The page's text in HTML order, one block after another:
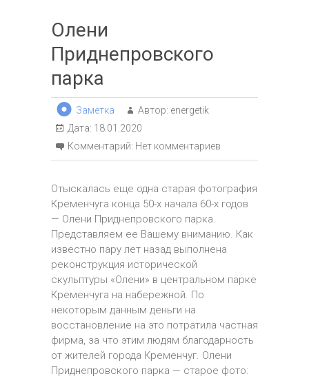
Олени
Приднепровского
парка
Заметка Автор: energetik
Дата: 18.01.2020
Комментарий: Нет комментариев
Отыскалась еще одна старая фотография
Кременчуга конца 50-х начала 60-х годов
— Олени Приднепровского парка.
Представляем ее Вашему вниманию. Как
известно пару лет назад выполнена
реконструкция исторической
скульптуры «Олени» в центральном парке
Кременчуга на набережной. По
некоторым данным деньги на
восстановление на это потратила частная
фирма, за что этим людям благодарность
от жителей города Кременчуг. Олени
Приднепровского парка — старое фото: